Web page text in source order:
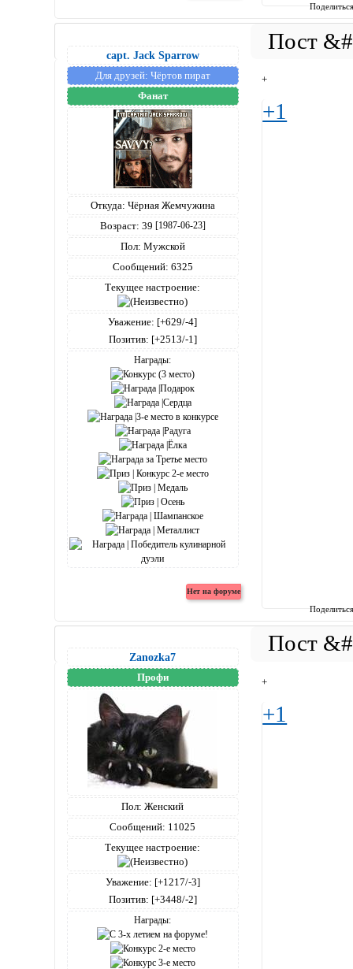
capt. Jack Sparrow
Для друзей: Чёртов пират
Фанат
Откуда: Чёрная Жемчужина
Возраст: 39 [1987-06-23]
Пол: Мужской
Сообщений: 6325
Текущее настроение:
Уважение: [+629/-4]
Позитив: [+2513/-1]
Награды:
+
+1
Zanozka7
Профи
Пол: Женский
Сообщений: 11025
Текущее настроение:
Уважение: [+1217/-3]
Позитив: [+3448/-2]
Награды:
+
+1